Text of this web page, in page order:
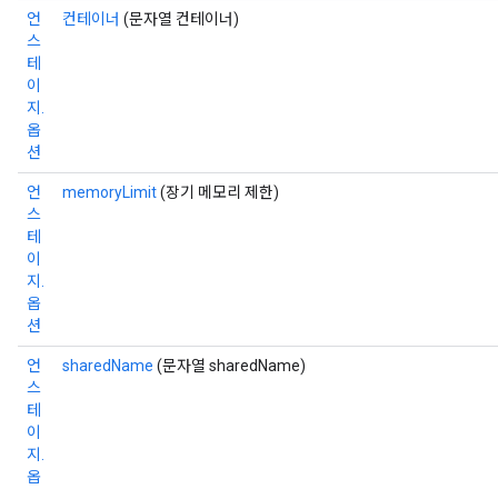
언
스
테
이
지.
옵
션
컨테이너 (문자열 컨테이너)
언
스
테
이
지.
옵
션
memoryLimit(장기 메모리 제한)
언
스
테
이
지.
옵
sharedName (문자열 sharedName)